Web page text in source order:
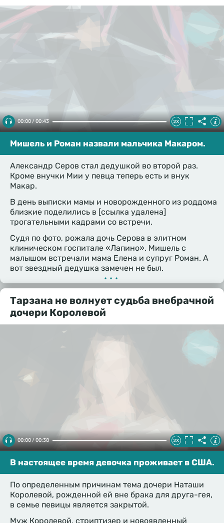
00:00 / 00:43
Мишель и Роман назвали мальчика Макаром.
Александр Серов стал дедушкой во второй раз.
Кроме внучки Мии у певца теперь есть и внук
Макар.
В день выписки мамы и новорожденного из роддома
близкие поделились в [ссылка удалена]
трогательными кадрами со встречи.
Судя по фото, рожала дочь Серова в элитном
клиническом госпитале «Лапино». Мишель с
малышом встречали мама Елена и супруг Роман. А
вот звездный дедушка замечен не был.
•••
Тарзана не волнует судьба внебрачной
дочери Королевой
00:00 / 00:38
В настоящее время девочка проживает в США.
По определенным причинам тема дочери Наташи
Королевой, рожденной ей вне брака для друга-гея,
в семье певицы является закрытой.
Муж Королевой, стриптизер и новоявленный